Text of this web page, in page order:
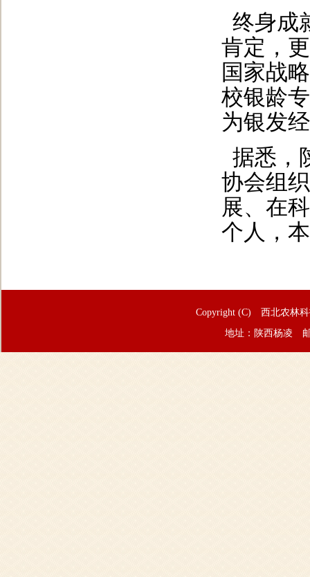
终身成
肯定，
国家战
校银龄
为银发
据悉，
协会组
展、在
个人，
Copyright (C) 西北农林
地址：陕西杨凌